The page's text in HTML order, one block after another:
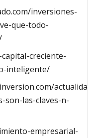
inversiones-
que-todo-
creciente-
inteligente/
son-las-claves-n-
empresarial-